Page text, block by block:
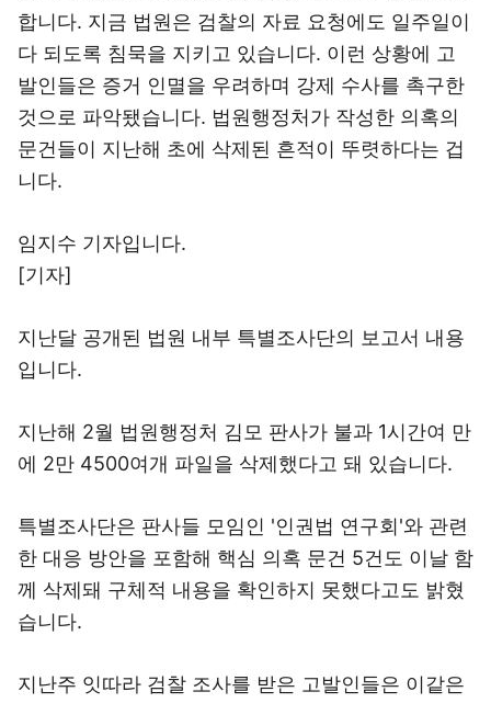
합니다. 지금 법원은 검찰의 자료 요청에도 일주일이
다 되도록 침묵을 지키고 있습니다. 이런 상황에 고
발인들은 증거 인멸을 우려하며 강제 수사를 촉구한
것으로 파악됐습니다. 법원행정처가 작성한 의혹의
문건들이 지난해 초에 삭제된 흔적이 뚜렷하다는 겁
니다.
임지수 기자입니다.
[기자]
지난달 공개된 법원 내부 특별조사단의 보고서 내용
입니다.
지난해 2월 법원행정처 김모 판사가 불과 1시간여 만
에 2만 4500여개 파일을 삭제했다고 돼 있습니다.
특별조사단은 판사들 모임인 '인권법 연구회'와 관련
한 대응 방안을 포함해 핵심 의혹 문건 5건도 이날 함
께 삭제돼 구체적 내용을 확인하지 못했다고도 밝혔
습니다.
지난주 잇따라 검찰 조사를 받은 고발인들은 이같은